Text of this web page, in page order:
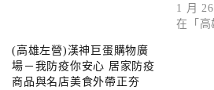
1 月
在「高
(高雄左營)漢神巨蛋購物廣
場－我防疫你安心 居家防疫
商品與名店美食外帶正夯